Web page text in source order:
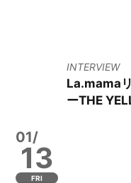
INTERVIEW
La.mama
ーTHE
01/
13
FRI